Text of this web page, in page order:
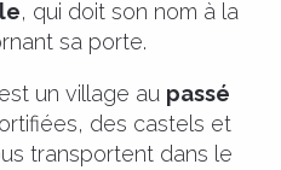
, qui doit son nom à la
sa porte.
est un village au passé
des castels et
transportent dans le